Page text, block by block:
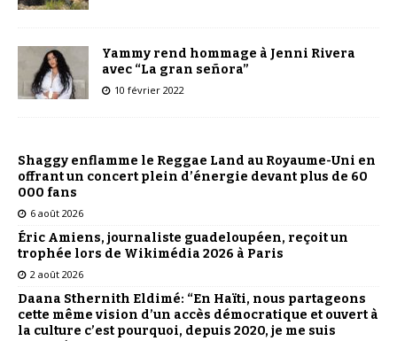
Yammy rend hommage à Jenni Rivera
avec “La gran señora”
10 février 2022
Shaggy enflamme le Reggae Land au Royaume-Uni en
offrant un concert plein d’énergie devant plus de 60
000 fans
6 août 2026
Éric Amiens, journaliste guadeloupéen, reçoit un
trophée lors de Wikimédia 2026 à Paris
2 août 2026
Daana Sthernith Eldimé: “En Haïti, nous partageons
cette même vision d’un accès démocratique et ouvert à
la culture c’est pourquoi, depuis 2020, je me suis